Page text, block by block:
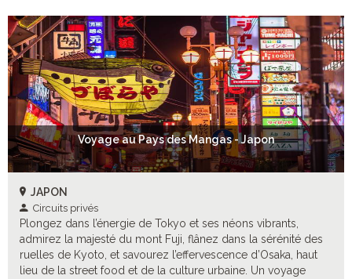
Voyage au Pays des Mangas - Japon
JAPON
Circuits privés
Plongez dans l’énergie de Tokyo et ses néons vibrants,
admirez la majesté du mont Fuji, flânez dans la sérénité des
ruelles de Kyoto, et savourez l’effervescence d’Osaka, haut
lieu de la street food et de la culture urbaine. Un voyage